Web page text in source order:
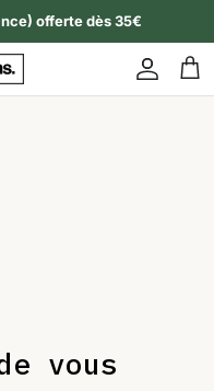
offerte dès 35€
Compte
vous